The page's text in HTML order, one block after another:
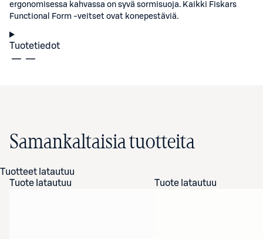
ergonomisessa kahvassa on syvä sormisuoja. Kaikki Fiskars
Functional Form -veitset ovat konepestäviä.
Tuotetiedot
Samankaltaisia tuotteita
Tuotteet latautuu
Tuote latautuu
Tuote latautuu